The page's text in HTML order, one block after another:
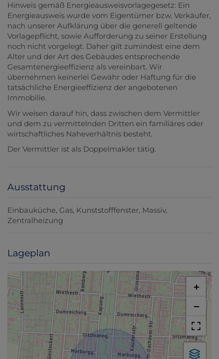
Hinweis gemäß Energieausweisvorlagegesetz: Ein
Energieausweis wurde vom Eigentümer bzw. Verkäufer,
nach unserer Aufklärung über die generell geltende
Vorlagepflicht, sowie Aufforderung zu seiner Erstellung
noch nicht vorgelegt. Daher gilt zumindest eine dem
Alter und der Art des Gebäudes entsprechende
Gesamtenergieeffizienz als vereinbart. Wir
übernehmen keinerlei Gewähr oder Haftung für die
tatsächliche Energieeffizienz der angebotenen
Immobilie.
Wir weisen darauf hin, dass zwischen dem Vermittler
und dem zu vermittelnden Dritten ein familiäres oder
wirtschaftliches Naheverhältnis besteht.
Der Vermittler ist als Doppelmakler tätig.
Ausstattung
Einbauküche Gas Kunststofffenster Massiv
Zentralheizung
Lageplan
+
−